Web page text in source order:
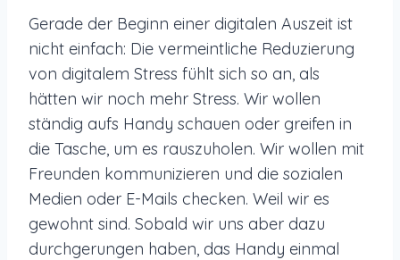
Gerade der Beginn einer digitalen Auszeit ist
nicht einfach: Die vermeintliche Reduzierung
von digitalem Stress fühlt sich so an, als
hätten wir noch mehr Stress. Wir wollen
ständig aufs Handy schauen oder greifen in
die Tasche, um es rauszuholen. Wir wollen mit
Freunden kommunizieren und die sozialen
Medien oder E-Mails checken. Weil wir es
gewohnt sind. Sobald wir uns aber dazu
durchgerungen haben, das Handy einmal